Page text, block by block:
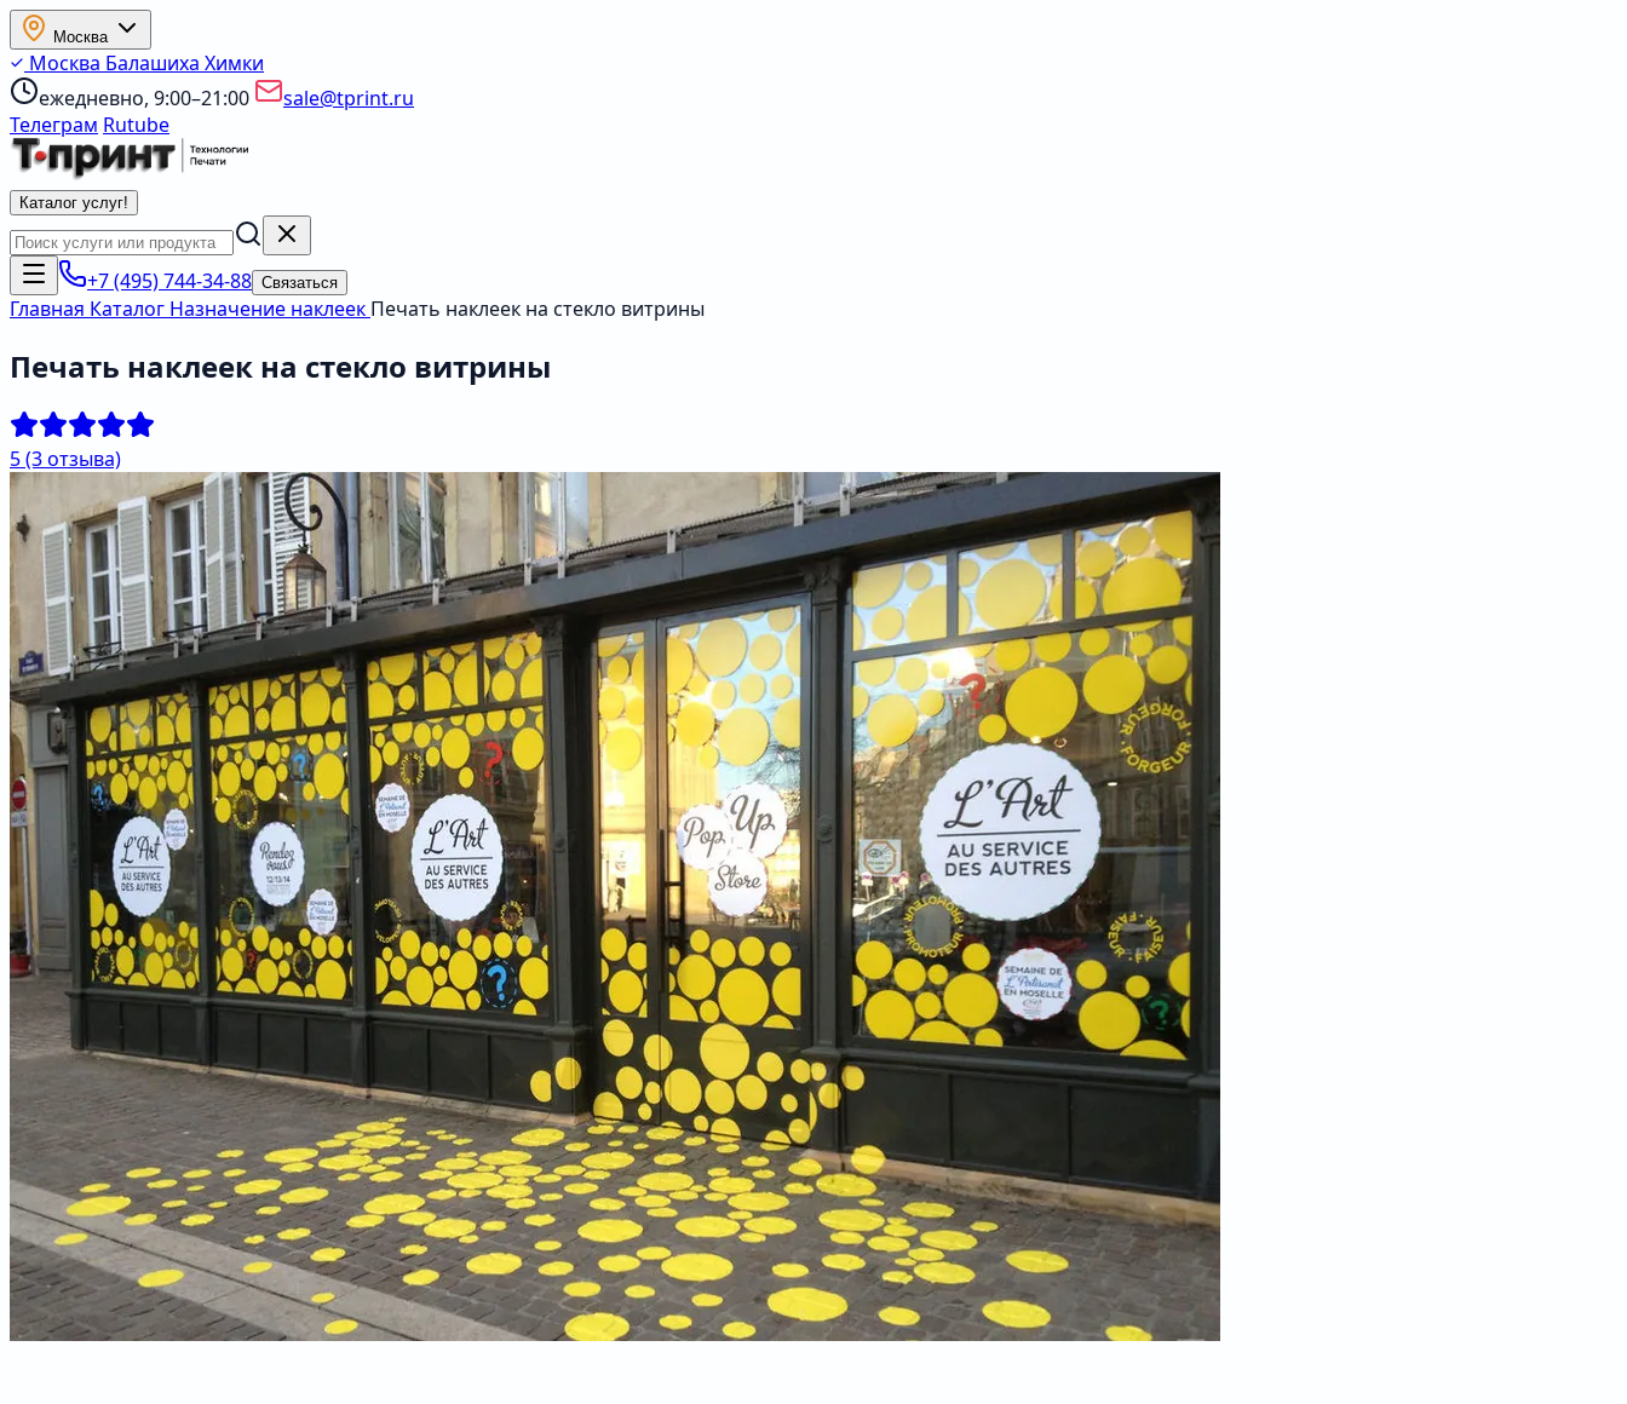
Москва
Москва Балашиха Химки
ежедневно, 9:00–21:00
sale@tprint.ru
Телеграм Rutube
Каталог услуг!
+7 (495) 744-34-88 Связаться
Главная Каталог Назначение наклеек Печать наклеек на стекло витрины
Печать наклеек на стекло витрины
5(3 отзыва)